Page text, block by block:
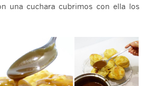
una cuchara cubrimos con ella los